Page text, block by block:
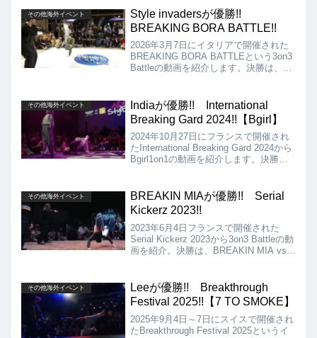
したが、結果は、Outstanding（Grom、
D.A、Brizz）が優勝となりました!!
その他海外イベント
Style invadersが優勝!!
BREAKING BORA BATTLE!!
2026年3月7日にイタリアで開催された
BREAKING BORA BATTLEという3on3
Battleの動画を紹介します。決勝は、
りました!!
その他海外イベント
Indiaが優勝!! International
Breaking Gard 2024!!【Bgirl】
2024年10月27日にフランスで開催され
たInternational Breaking Gard 2024から
Bgirl1on1の動画を紹介します。決勝
その他海外イベント
BREAKIN MIAが優勝!! Serial
Kickerz 2023!!
2023年6月4日フランスで開催された
Serial Kickerz 2023から3on3 Battleの動
画を紹介。決勝は、BREAKIN MIA vs
た!!
その他海外イベント
Leeが優勝!! Breakthrough
Festival 2025!!【7 TO SMOKE】
2025年9月4日～7日にスイスで開催され
たBreakthrough Festival 2025というイ